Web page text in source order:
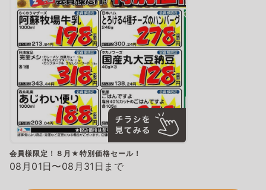
会員様限定！８月★特別価格セール！
08月01日〜08月31日まで